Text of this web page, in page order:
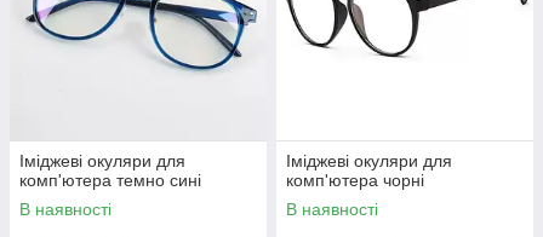
Іміджеві окуляри для
комп'ютера темно сині
В наявності
Іміджеві окуляри для
комп'ютера чорні
В наявності